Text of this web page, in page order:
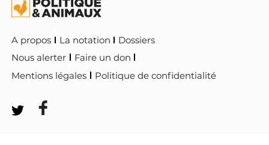
A propos La notation
Dossiers
Nous alerter
Faire un don
Mentions légales
Politique de confidentialité